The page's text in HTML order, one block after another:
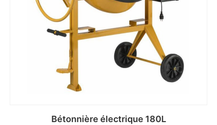
Bétonnière électrique 180L